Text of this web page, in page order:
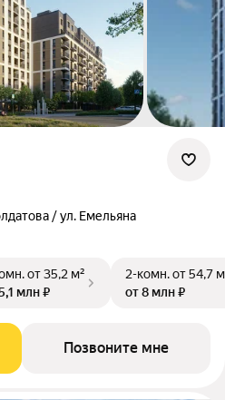
/ ул. Емельяна
от 35,2 м²
млн ₽
2-комн.от 54,7
от 8 млн ₽
Позвоните мне